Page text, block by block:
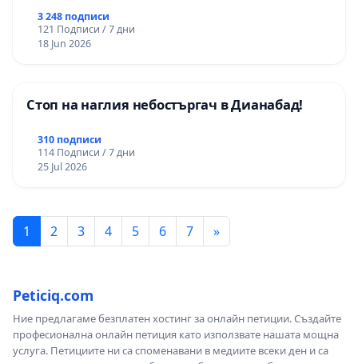
3 248 подписи
121 Подписи / 7 дни
18 Jun 2026
Стоп на наглия небостъргач в Дианабад!
310 подписи
114 Подписи / 7 дни
25 Jul 2026
1 2 3 4 5 6 7 »
Peticiq.com
Ние предлагаме безплатен хостинг за онлайн петиции. Създайте
професионална онлайн петиция като използвате нашата мощна
услуга. Петициите ни са споменавани в медиите всеки ден и са